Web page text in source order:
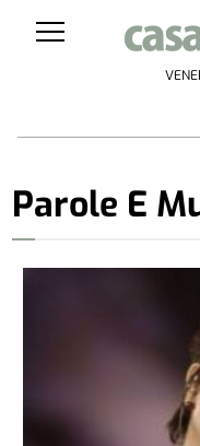
Parole E